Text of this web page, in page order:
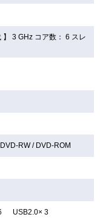
】 3 GHz コア数： 6 スレ
DVD-RW / DVD-ROM
6 USB2.0× 3